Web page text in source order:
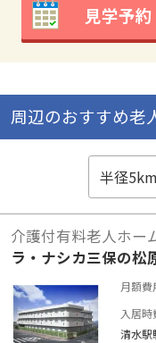
見学予約
周辺のおすすめ老
介護付有料老人ホー
ラ・ナシカ三保の松
月額費
入居時
清水駅